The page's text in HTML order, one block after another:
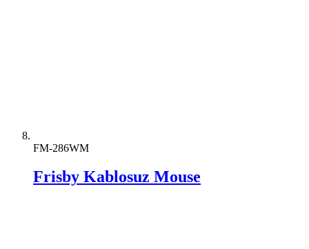
FM-286WM
Frisby Kablosuz Mouse